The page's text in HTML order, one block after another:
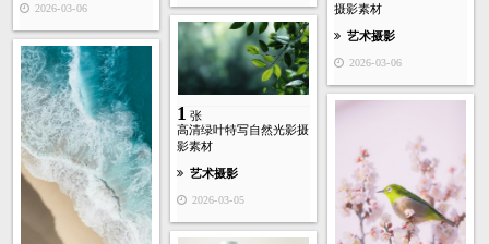
2026-03-06
摄影素材
艺术摄影
2026-03-06
1 张
高清绿叶特写自然光影摄
影素材
艺术摄影
2026-03-05